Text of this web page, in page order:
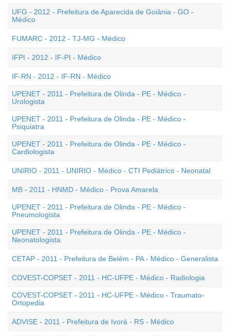
UFG - 2012 - Prefeitura de Aparecida de Goiânia - GO -
Médico
FUMARC - 2012 - TJ-MG - Médico
IFPI - 2012 - IF-PI - Médico
IF-RN - 2012 - IF-RN - Médico
UPENET - 2011 - Prefeitura de Olinda - PE - Médico -
Urologista
UPENET - 2011 - Prefeitura de Olinda - PE - Médico -
Psiquiatra
UPENET - 2011 - Prefeitura de Olinda - PE - Médico -
Cardiologista
UNIRIO - 2011 - UNIRIO - Médico - CTI Pediátrico - Neonatal
MB - 2011 - HNMD - Médico - Prova Amarela
UPENET - 2011 - Prefeitura de Olinda - PE - Médico -
Pneumologista
UPENET - 2011 - Prefeitura de Olinda - PE - Médico -
Neonatologista
CETAP - 2011 - Prefeitura de Belém - PA - Médico - Generalista
COVEST-COPSET - 2011 - HC-UFPE - Médico - Radiologia
COVEST-COPSET - 2011 - HC-UFPE - Médico - Traumato-
Ortopedia
ADVISE - 2011 - Prefeitura de Ivorá - RS - Médico